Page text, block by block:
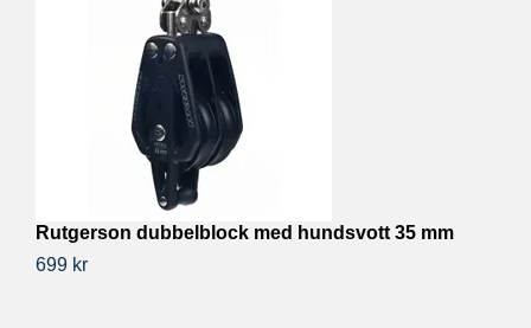
Rutgerson dubbelblock med hundsvott 35 mm
699 kr